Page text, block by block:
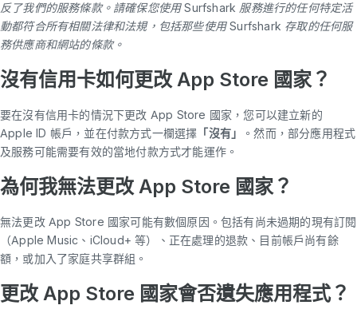
反了我們的服務條款。請確保您使用 Surfshark 服務進行的任何特定活
動都符合所有相關法律和法規，包括那些使用 Surfshark 存取的任何服
務供應商和網站的條款。
沒有信用卡如何更改 App Store 國家？
要在沒有信用卡的情況下更改 App Store 國家，您可以建立新的
Apple ID 帳戶，並在付款方式一欄選擇 「沒有」
。然而，部分應用程式
及服務可能需要有效的當地付款方式才能運作。
為何我無法更改 App Store 國家？
無法更改 App Store 國家可能有數個原因。包括有尚未過期的現有訂閱
（Apple Music、iCloud+ 等）、正在處理的退款、目前帳戶尚有餘
額，或加入了家庭共享群組。
更改 App Store 國家會否遺失應用程式？